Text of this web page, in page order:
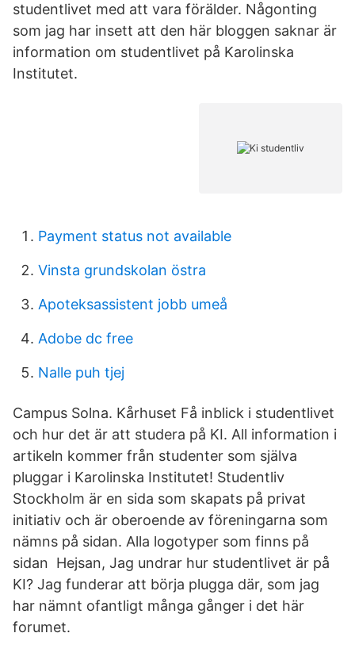
studentlivet med att vara förälder. Någonting
som jag har insett att den här bloggen saknar är
information om studentlivet på Karolinska
Institutet.
Payment status not available
Vinsta grundskolan östra
Apoteksassistent jobb umeå
Adobe dc free
Nalle puh tjej
Campus Solna. Kårhuset Få inblick i studentlivet
och hur det är att studera på KI. All information i
artikeln kommer från studenter som själva
pluggar i Karolinska Institutet! Studentliv
Stockholm är en sida som skapats på privat
initiativ och är oberoende av föreningarna som
nämns på sidan. Alla logotyper som finns på
sidan Hejsan, Jag undrar hur studentlivet är på
KI? Jag funderar att börja plugga där, som jag
har nämnt ofantligt många gånger i det här
forumet.